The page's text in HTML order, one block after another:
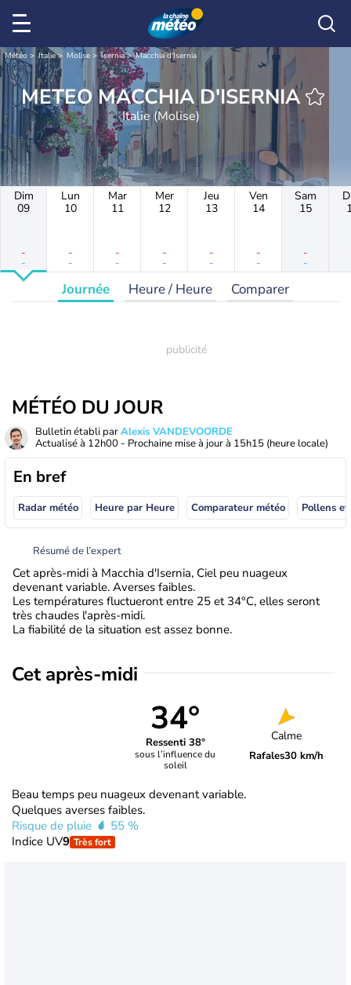
Météo Italie Molise Isernia Macchia d'Isernia
METEO MACCHIA D'ISERNIA
Italie (Molise)
Dim
09
-
-
Lun
10
-
-
Mar
11
-
-
Mer
12
-
-
Jeu
13
-
-
Ven
14
-
-
Sam
15
-
-
Journée Heure / Heure Comparer
MÉTÉO DU JOUR
Bulletin établi parAlexis VANDEVOORDE
Actualisé à 12h00 - Prochaine mise à jour à 15h15 (heure locale)
En bref
Radar météo Heure par Heure Comparateur météo Pollens
Résumé de l’expert
Cet après-midi à Macchia d'Isernia, Ciel peu nuageux
devenant variable. Averses faibles.
Les températures fluctueront entre 25 et 34°C, elles seront
très chaudes l'après-midi.
La fiabilité de la situation est assez bonne.
Cet après-midi
34°
Ressenti 38°
sous l’influence du
soleil
Calme
Rafales30 km/h
Beau temps peu nuageux devenant variable.
Quelques averses faibles.
Risque de pluie
55 %
Indice UV9 Très fort